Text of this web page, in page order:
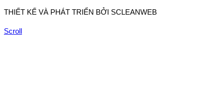
THIẾT KẾ VÀ PHÁT TRIỂN BỞI SCLEANWEB
Scroll